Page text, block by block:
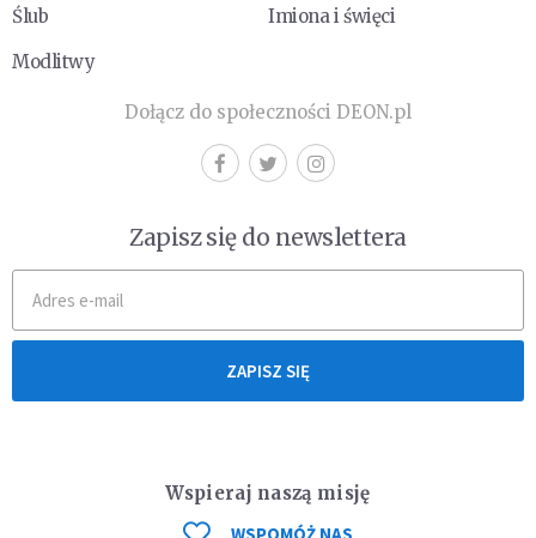
Ślub
Imiona i święci
Modlitwy
Dołącz do społeczności DEON.pl
Zapisz się do newslettera
ZAPISZ SIĘ
Wspieraj naszą misję